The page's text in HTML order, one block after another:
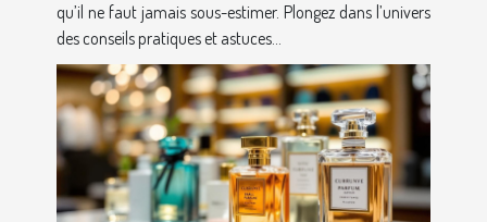
qu’il ne faut jamais sous-estimer. Plongez dans l’univers
des conseils pratiques et astuces...